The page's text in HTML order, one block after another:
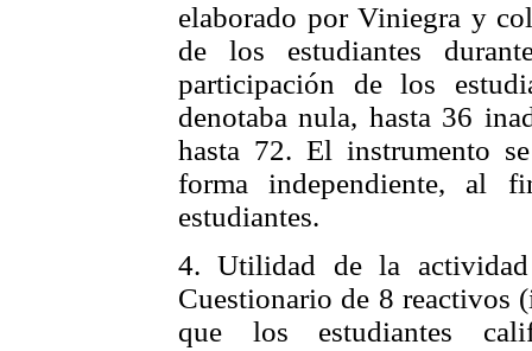
elaborado por Viniegra y
de los estudiantes
participación de los
denotaba nula, hasta 36
hasta 72. El instrumento
forma independiente, al
estudiantes.
4. Utilidad de la actividad
Cuestionario de 8 reactivos
que los estudiantes